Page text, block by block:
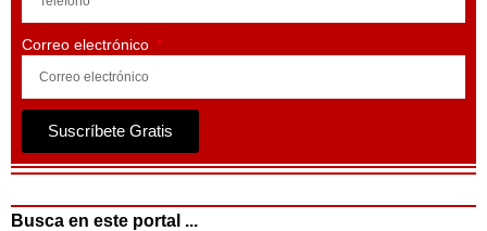
Correo electrónico
Suscríbete Gratis
Busca en este portal ...